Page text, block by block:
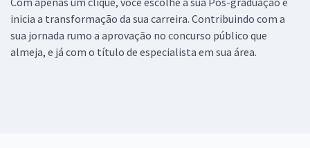
inicia a transformação da sua carreira. Contribuindo com a
sua jornada rumo a aprovação no concurso público que
almeja, e já com o título de especialista em sua área.